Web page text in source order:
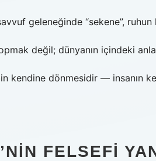
geleneğinde “sekene”,
değil; dünyanın içindeki
kendine dönmesidir — insanın
FELSEFI